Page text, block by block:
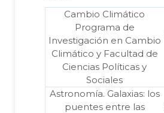
Cambio Climático
Programa de
Investigación en Cambio
Climático y Facultad de
Ciencias Políticas y
Sociales
Astronomía. Galaxias: los
puentes entre las